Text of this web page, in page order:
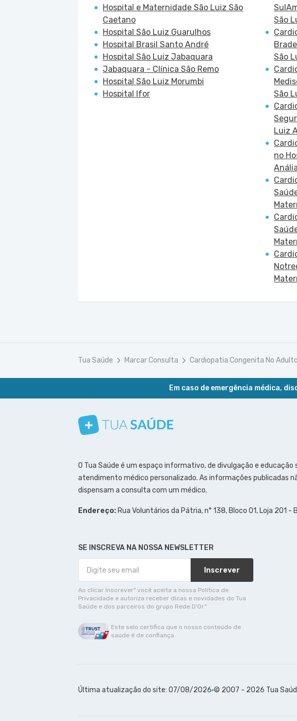
Hospital e Maternidade São Luiz São
Caetano
Hospital São Luiz Guarulhos
Hospital Brasil Santo André
Hospital São Luiz Jabaquara
Jabaquara - Clínica São Remo
Hospital São Luiz Morumbi
Hospital Ifor
São
São
São
Luiz
no
Tua Saúde Marcar Consulta Cardiopatia Congenita No Adulto
Em caso de emergência médica,
Conheça nosso canal
Siga a gente no Instagram
Siga a gente no Facebook
Siga a gente no Pinterest
O Tua Saúde é um espaço informativo, de divulgação e
atendimento médico personalizado. As informações publicadas
dispensam a consulta com um médico.
Endereço: Rua Voluntários da Pátria, n° 138, Bloco 01, Loja
SE INSCREVA NA NOSSA NEWSLETTER
Inscrever
Ao clicar Inscrever" você aceita a nossa Política de
Privacidade e autoriza receber dicas e novidades do Tua
Saúde e dos parceiros do grupo Rede D'Or."
Este selo certifica que o nosso conteúdo de
saúde é de confiança.
Última atualização do site: 07/08/2026 © 2007 - 2026 Tua